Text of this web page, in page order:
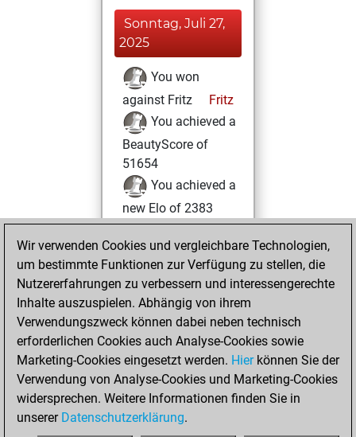
Sonntag, Juli 27,
2025
You won
against Fritz
Fritz
You achieved a
BeautyScore of
51654
You achieved a
new Elo of 2383
Samstag,
November 12,
2022
You created
your Studies account
Studies
Montag,
August 16, 2021
You created
Wir verwenden Cookies und vergleichbare Technologien,
um bestimmte Funktionen zur Verfügung zu stellen, die
Nutzererfahrungen zu verbessern und interessengerechte
Inhalte auszuspielen. Abhängig von ihrem
Verwendungszweck können dabei neben technisch
erforderlichen Cookies auch Analyse-Cookies sowie
Marketing-Cookies eingesetzt werden. Hierkönnen Sie der
Verwendung von Analyse-Cookies und Marketing-Cookies
widersprechen. Weitere Informationen finden Sie in
unserer Datenschutzerklärung.